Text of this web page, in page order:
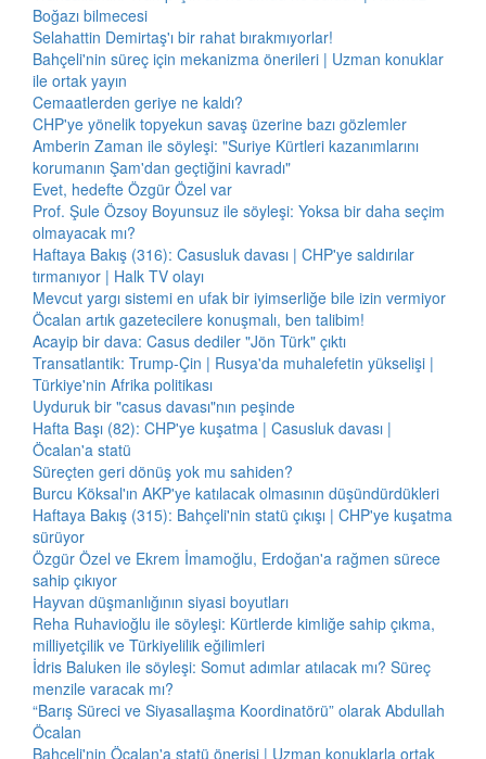
Boğazı bilmecesi
Selahattin Demirtaş'ı bir rahat bırakmıyorlar!
Bahçeli'nin süreç için mekanizma önerileri | Uzman konuklar
ile ortak yayın
Cemaatlerden geriye ne kaldı?
CHP'ye yönelik topyekun savaş üzerine bazı gözlemler
Amberin Zaman ile söyleşi: "Suriye Kürtleri kazanımlarını
korumanın Şam'dan geçtiğini kavradı"
Evet, hedefte Özgür Özel var
Prof. Şule Özsoy Boyunsuz ile söyleşi: Yoksa bir daha seçim
olmayacak mı?
Haftaya Bakış (316): Casusluk davası | CHP'ye saldırılar
tırmanıyor | Halk TV olayı
Mevcut yargı sistemi en ufak bir iyimserliğe bile izin vermiyor
Öcalan artık gazetecilere konuşmalı, ben talibim!
Acayip bir dava: Casus dediler "Jön Türk" çıktı
Transatlantik: Trump-Çin | Rusya'da muhalefetin yükselişi |
Türkiye'nin Afrika politikası
Uyduruk bir "casus davası"nın peşinde
Hafta Başı (82): CHP'ye kuşatma | Casusluk davası |
Öcalan'a statü
Süreçten geri dönüş yok mu sahiden?
Burcu Köksal'ın AKP'ye katılacak olmasının düşündürdükleri
Haftaya Bakış (315): Bahçeli'nin statü çıkışı | CHP'ye kuşatma
sürüyor
Özgür Özel ve Ekrem İmamoğlu, Erdoğan'a rağmen sürece
sahip çıkıyor
Hayvan düşmanlığının siyasi boyutları
Reha Ruhavioğlu ile söyleşi: Kürtlerde kimliğe sahip çıkma,
milliyetçilik ve Türkiyelilik eğilimleri
İdris Baluken ile söyleşi: Somut adımlar atılacak mı? Süreç
menzile varacak mı?
“Barış Süreci ve Siyasallaşma Koordinatörü” olarak Abdullah
Öcalan
Bahçeli'nin Öcalan'a statü önerisi | Uzman konuklarla ortak